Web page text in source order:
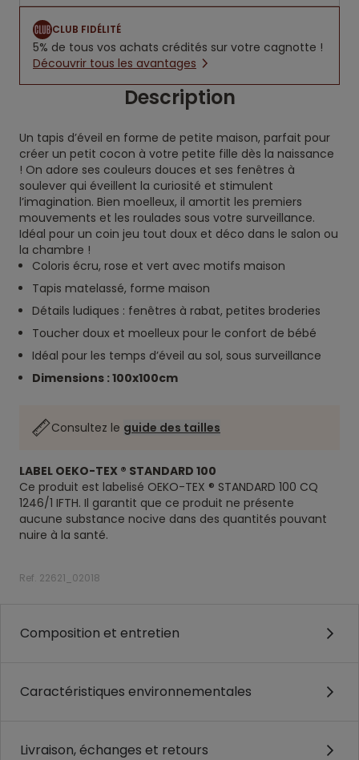
CLUB FIDÉLITÉ
5% de tous vos achats crédités sur votre cagnotte !
Découvrir tous les avantages
Description
Un tapis d’éveil en forme de petite maison, parfait pour
créer un petit cocon à votre petite fille dès la naissance
! On adore ses couleurs douces et ses fenêtres à
soulever qui éveillent la curiosité et stimulent
l’imagination. Bien moelleux, il amortit les premiers
mouvements et les roulades sous votre surveillance.
Idéal pour un coin jeu tout doux et déco dans le salon ou
la chambre !
Coloris écru, rose et vert avec motifs maison
Tapis matelassé, forme maison
Détails ludiques : fenêtres à rabat, petites broderies
Toucher doux et moelleux pour le confort de bébé
Idéal pour les temps d’éveil au sol, sous surveillance
Dimensions : 100x100cm
Consultez le guide des tailles
LABEL OEKO-TEX ® STANDARD 100
Ce produit est labelisé OEKO-TEX ® STANDARD 100 CQ
1246/1 IFTH. Il garantit que ce produit ne présente
aucune substance nocive dans des quantités pouvant
nuire à la santé.
Ref. 22621_02018
Composition et entretien
Caractéristiques environnementales
Livraison, échanges et retours